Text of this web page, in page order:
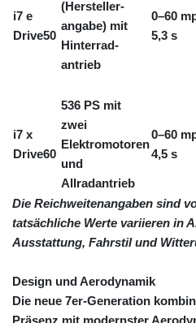
i7 e
Drive50
(Hersteller-
angabe) mit
Hinterrad-
antrieb
0–60
5,3 s
i7 x
Drive60
536 PS mit
zwei
Elektromotoren
und
Allradantrieb
0–60
4,5 s
Die Reichweitenangaben sind
tatsächliche Werte variieren in
Ausstattung, Fahrstil und
Design und Aerodynamik
Die neue 7er‑Generation